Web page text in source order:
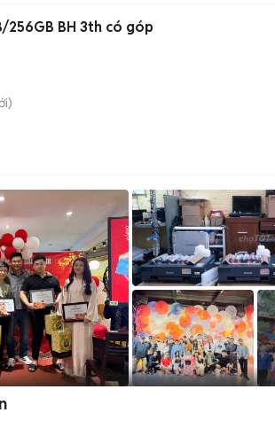
BH 3th có góp